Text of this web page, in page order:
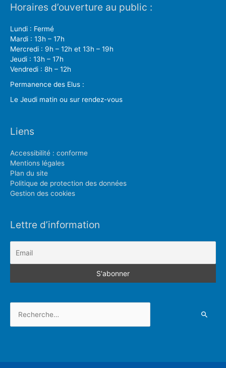
Horaires d’ouverture au public :
Lundi : Fermé
Mardi : 13h – 17h
Mercredi : 9h – 12h et 13h – 19h
Jeudi : 13h – 17h
Vendredi : 8h – 12h
Permanence des Elus :
Le Jeudi matin ou sur rendez-vous
Liens
Accessibilité : conforme
Mentions légales
Plan du site
Politique de protection des données
Gestion des cookies
Lettre d’information